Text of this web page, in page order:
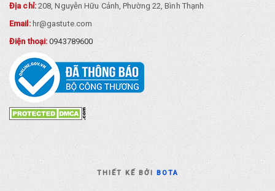
Địa chỉ:208, Nguyễn Hữu Cảnh, Phường 22, Bình Thạnh
Email:hr@gastute.com
Điện thoại:0943789600
THIẾT KẾ BỞIBOTA